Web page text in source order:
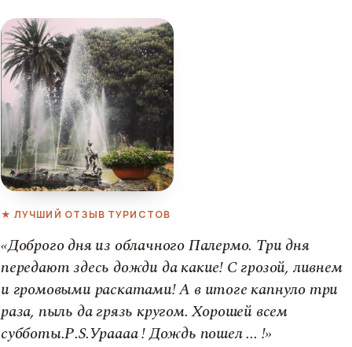
★ ЛУЧШИЙ ОТЗЫВ ТУРИСТОВ
«Доброго дня из облачного Палермо. Три дня
передают здесь дожди да какие! С грозой, ливнем
и громовыми раскатами! А в итоге капнуло три
раза, пыль да грязь кругом. Хорошей всем
субботы.Р.S.Ураааа ! Дождь пошел ... !»